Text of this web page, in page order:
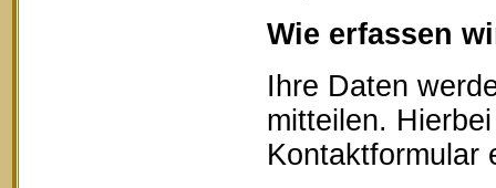
Wie erfassen
Ihre Daten
mitteilen.
Kontaktformular